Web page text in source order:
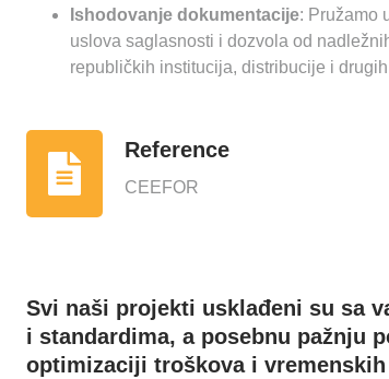
shodovanje dokumentacije: Pružamo
uslova saglasnosti i dozvola od
republičkih institucija, distribucije i
Reference
CEEFOR
Svi naši projekti usklađeni su sa
i standardima, a posebnu pažnju
optimizaciji troškova i